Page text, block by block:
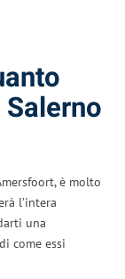
è molto
l’intera
una
come essi